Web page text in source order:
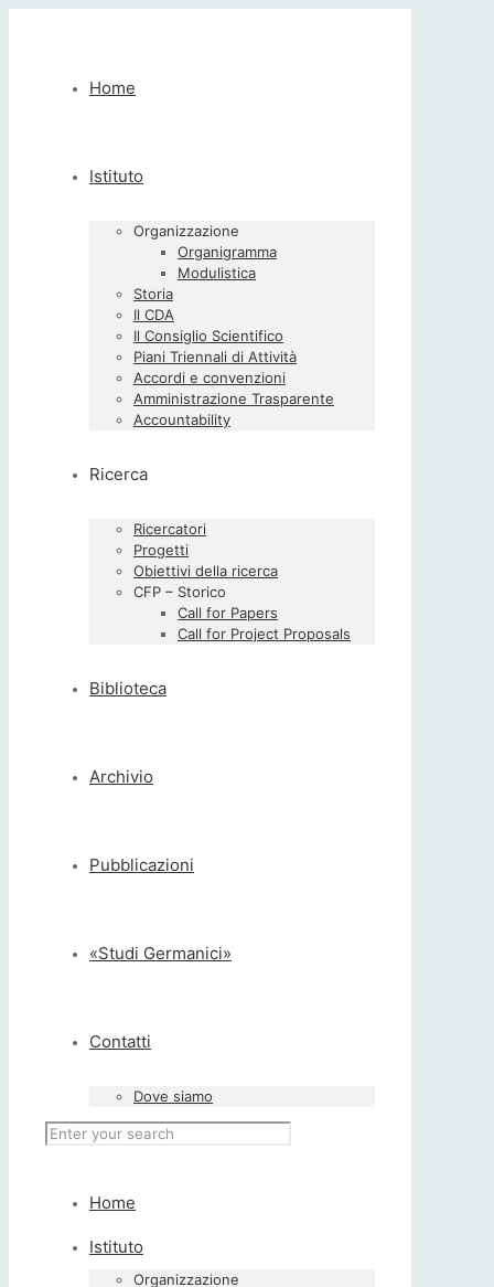
Home
Istituto
Organizzazione
Organigramma
Modulistica
Storia
Il CDA
Il Consiglio Scientifico
Piani Triennali di Attività
Accordi e convenzioni
Amministrazione Trasparente
Accountability
Ricerca
Ricercatori
Progetti
Obiettivi della ricerca
CFP – Storico
Call for Papers
Call for Project Proposals
Biblioteca
Archivio
Pubblicazioni
«Studi Germanici»
Contatti
Dove siamo
Home
Istituto
Organizzazione